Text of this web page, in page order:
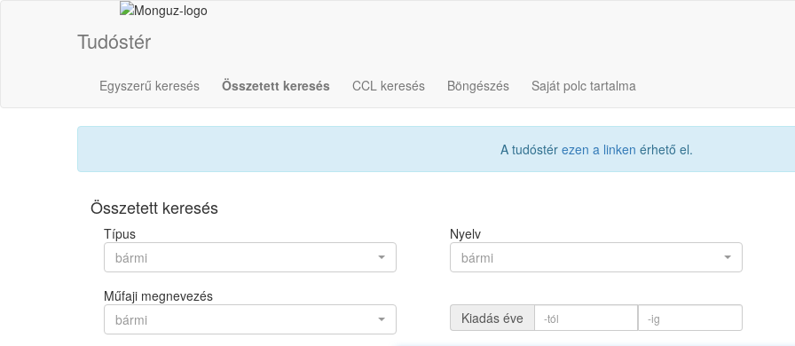
Tudóstér
Egyszerű keresés Összetett keresés CCL keresés Böngészés Saját polc tartalma
A tudóstér ezen a linken érhető el.
Összetett keresés
Típus
bármi
Nyelv
bármi
Műfaji megnevezés
bármi
Kiadás éve